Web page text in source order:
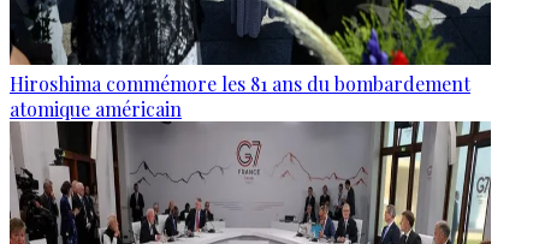
Hiroshima commémore les 81 ans du bombardement
atomique américain